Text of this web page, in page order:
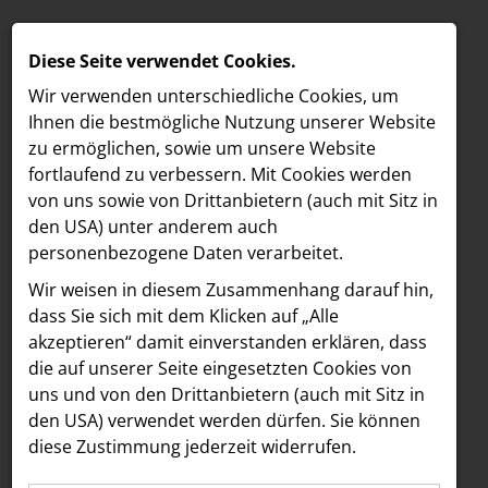
MELDUNGEN
LOEBELL NORDBERG
INNER
aehre
Astoria Artshow
B/S/H Hausgeräte
Meldungen
MELDUNGSÜBERSICHT
Alle 2025 2024 2023 2022
2020
2019 2018 2017 2016 2015
Diese Seite verwendet Cookies.
Wir verwenden unterschiedliche Cookies, um
Ihnen die best­mögliche Nutzung unserer Website
zu ermöglichen, sowie um unsere Website
fortlaufend zu verbessern. Mit Cookies werden
von uns sowie von Drittanbietern (auch mit Sitz in
den USA) unter anderem auch
personenbezogene Daten verarbeitet.
Wir weisen in diesem Zusammenhang darauf hin,
dass Sie sich mit dem Klicken auf „Alle
akzeptieren“ damit ein­ver­standen erklären, dass
die auf unserer Seite eingesetzten Cookies von
uns und von den Drittanbietern (auch mit Sitz in
den USA) verwendet werden dürfen. Sie können
diese Zustimmung jederzeit widerrufen.